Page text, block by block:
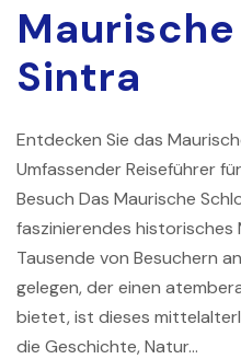
Sintra
Entdecken Sie das
Umfassender Reiseführer
Besuch Das Maurische
faszinierendes
Tausende von Besuchern
gelegen, der einen
bietet, ist dieses
die Geschichte, Natur...